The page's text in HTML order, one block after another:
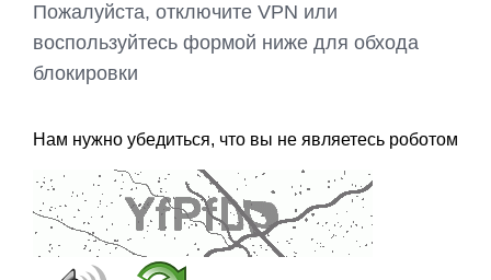
Пожалуйста, отключите VPN или
воспользуйтесь формой ниже для обхода
блокировки
Нам нужно убедиться, что вы не являетесь роботом